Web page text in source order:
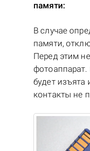
памяти:
В случае
памяти,
Перед этим
фотоаппарат.
будет изъята
контакты не